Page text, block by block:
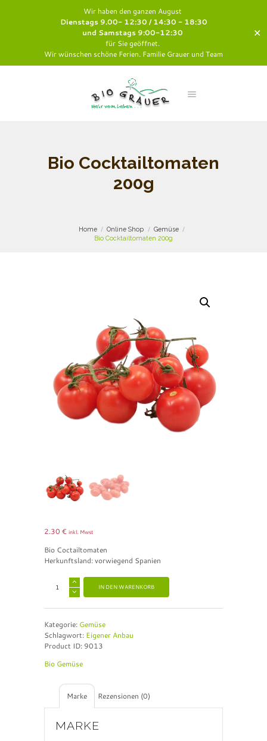
Wir haben den ganzen August
Dienstags 9.00- 12:30 / 14:30 - 18:30
und Samstags 9:00-12:30
für Sie geöffnet.
Wir wünschen schöne Ferien. Familie Grauer und Team
✕
Bio Cocktailtomaten
200g
Home Online Shop
Gemüse
Bio Cocktailtomaten 200g
2.30 € inkl. Mwst
Bio Coctailtomaten
Herkunftsland: vorwiegend Spanien
IN DEN WARENKORB
A
Kategorie: Gemüse
Schlagwort: Eigener Anbau
Product ID: 9013
Bio Gemüse
Marke Rezensionen (0)
MARKE